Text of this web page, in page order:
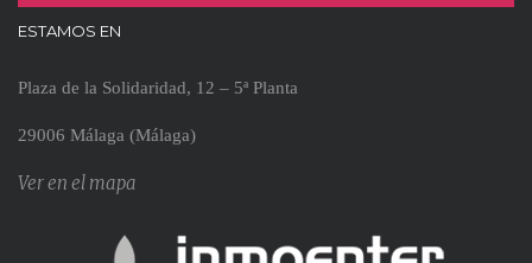
ESTAMOS EN
Plaza de la Solidaridad, 12 – 5ª Planta
29006 Málaga (Málaga)
Ver en el mapa